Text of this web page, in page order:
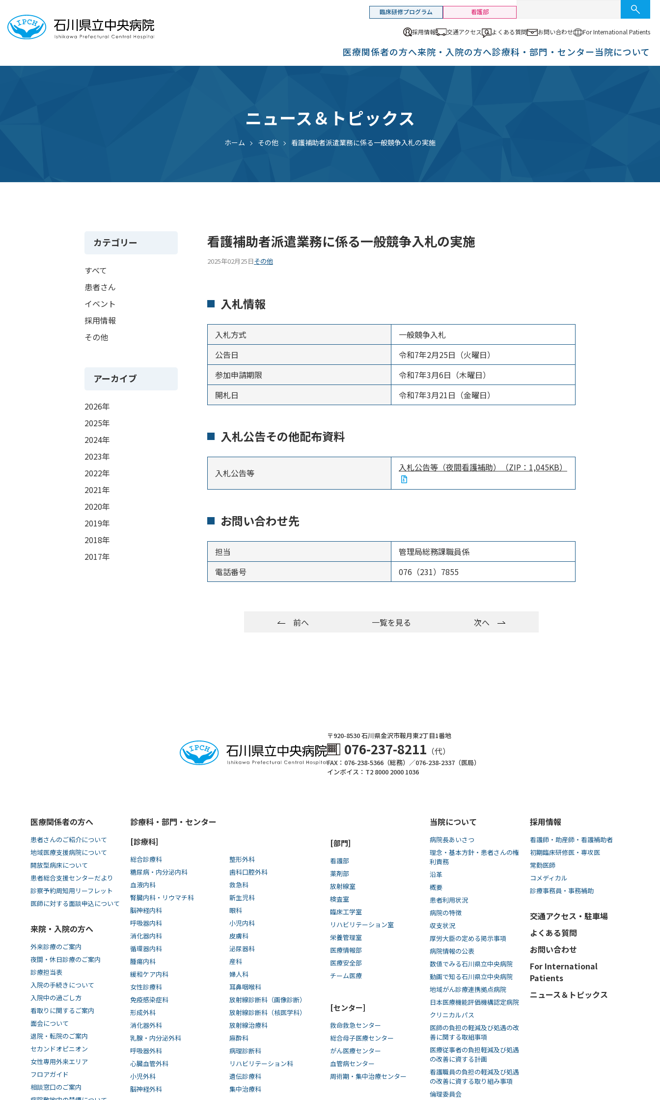
臨床研修プログラム 看護部
採用情報 交通アクセス よくある質問 お問い合わせ For International Patients
医療関係者の方へ来院・入院の方へ診療科・部門・センター当院について
ニュース＆トピックス
ホーム その他 看護補助者派遣業務に係る一般競争入札の実施
カテゴリー
すべて
患者さん
イベント
採用情報
その他
アーカイブ
2026年
2025年
2024年
2023年
2022年
2021年
2020年
2019年
2018年
2017年
看護補助者派遣業務に係る一般競争入札の実施
2025年02月25日その他
入札情報
入札方式
一般競争入札
公告日
令和7年2月25日（火曜日）
参加申請期限
令和7年3月6日（木曜日）
開札日
令和7年3月21日（金曜日）
入札公告その他配布資料
入札公告等 入札公告等（夜間看護補助）（ZIP：1,045KB）
お問い合わせ先
担当
管理局総務課職員係
電話番号
076（231）7855
前へ 一覧を見る 次へ
〒920-8530 ⽯川県⾦沢市鞍⽉東2丁⽬1番地
076-237-8211 （代）
FAX：076-238-5366（総務）／076-238-2337（医局）
インボイス：T2 8000 2000 1036
医療関係者の方へ
患者さんのご紹介について
地域医療支援病院について
開放型病床について
患者総合支援センターだより
診察予約周知用リーフレット
医師に対する面談申込について
来院・入院の方へ
外来診療のご案内
夜間・休日診療のご案内
診療担当表
入院の手続きについて
入院中の過ごし方
看取りに関するご案内
面会について
退院・転院のご案内
セカンドオピニオン
女性専用外来エリア
フロアガイド
相談窓口のご案内
診療科・部門・センター
[診療科]
総合診療科
糖尿病・内分泌内科
血液内科
腎臓内科・リウマチ科
脳神経内科
呼吸器内科
消化器内科
循環器内科
腫瘍内科
緩和ケア内科
女性診療科
免疫感染症科
形成外科
消化器外科
乳腺・内分泌外科
呼吸器外科
心臓血管外科
小児外科
脳神経外科
整形外科
歯科口腔外科
救急科
新生児科
眼科
小児内科
皮膚科
泌尿器科
産科
婦人科
耳鼻咽喉科
放射線診断科（画像診断）
放射線診断科（核医学科）
放射線治療科
麻酔科
病理診断科
リハビリテーション科
遺伝診療科
集中治療科
[部門]
看護部
薬剤部
放射線室
検査室
臨床工学室
リハビリテーション室
栄養管理室
医療情報部
医療安全部
チーム医療
[センター]
救命救急センター
総合母子医療センター
がん医療センター
血管病センター
周術期・集中治療センター
当院について
病院長あいさつ
理念・基本方針・患者さんの権
利責務
沿革
概要
患者利用状況
病院の特徴
収支状況
厚労大臣の定める掲示事項
病院情報の公表
数値でみる石川県立中央病院
動画で知る⽯川県⽴中央病院
地域がん診療連携拠点病院
日本医療機能評価機構認定病院
クリニカルパス
医師の負担の軽減及び処遇の改
善に関する取組事項
医療従事者の負担軽減及び処遇
の改善に資する計画
看護職員の負担の軽減及び処遇
の改善に資する取り組み事項
倫理委員会
採用情報
看護師・助産師・看護補助者
初期臨床研修医・専攻医
常勤医師
コメディカル
診療事務員・事務補助
交通アクセス・駐車場
よくある質問
お問い合わせ
For International
Patients
ニュース＆トピックス